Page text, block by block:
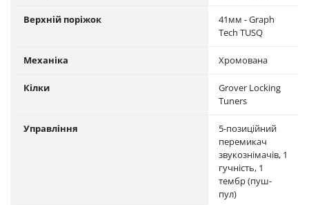
Верхній поріжок
41мм - Graph
Tech TUSQ
Механіка Хромована
Кілки
Grover Locking
Tuners
Управління
5-позиційний
перемикач
звукознімачів, 1
гучність, 1
тембр (пуш-
пул)